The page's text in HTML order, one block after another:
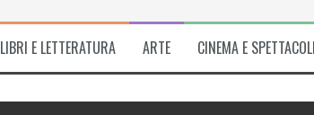
LIBRI E LETTERATURA ARTE CINEMA E SPETTACOLI